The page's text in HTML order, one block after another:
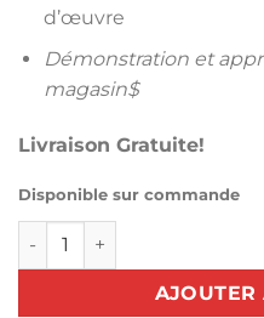
d’œuvre
Démonstration et
magasin$
Livraison Gratuite!
Disponible sur commande
quantité de Machine à
AJOUTER